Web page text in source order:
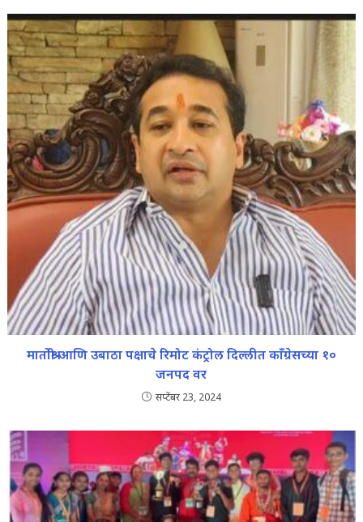
मातोश्री आणि उबाठा पक्षाचे रिमोट कंट्रोल दिल्लीत काँग्रेसच्या १०
जनपद वर
सप्टेंबर 23, 2024